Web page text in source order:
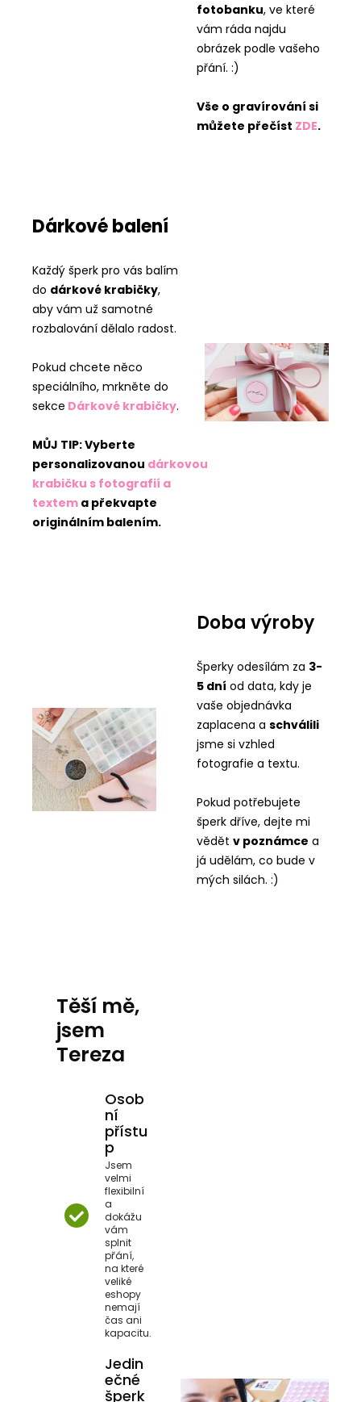
fotobanku, ve které
vám ráda najdu
obrázek podle vašeho
přání. :)
Vše o gravírování si
můžete přečíst ZDE.
Dárkové balení
Každý šperk pro vás balím
do dárkové krabičky,
aby vám už samotné
rozbalování dělalo radost.
Pokud chcete něco
speciálního, mrkněte do
sekce Dárkové krabičky.
MŮJ TIP: Vyberte
personalizovanou dárkovou
krabičku s fotografií a
textem a překvapte
originálním balením.
Doba výroby
Šperky odesílám za 3-
5 dní od data, kdy je
vaše objednávka
zaplacena a schválili
jsme si vzhled
fotografie a textu.
Pokud potřebujete
šperk dříve, dejte mi
vědět v poznámce a
já udělám, co bude v
mých silách. :)
Těší mě,
jsem
Tereza
Osob
ní
přístu
p
Jsem
velmi
flexibilní
a
dokážu
vám
splnit
přání,
na které
veliké
eshopy
nemají
čas ani
kapacitu.
Jedin
ečné
šperk